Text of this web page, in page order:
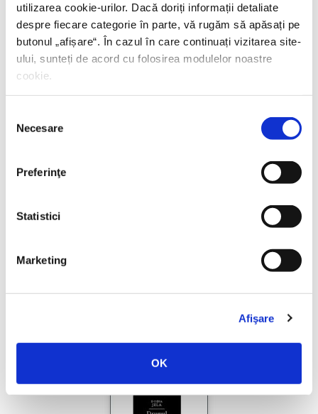
utilizarea cookie-urilor. Dacă doriți informații detaliate
despre fiecare categorie în parte, vă rugăm să apăsați pe
butonul „ afișare“. În cazul în care continuați vizitarea site-
ului, sunteți de acord cu folosirea modulelor noastre
cookie.
consimțământului
Necesare
Preferinţe
Statistici
Marketing
Afişare
OK
Doina Jela,Lexiconul negru
Doina Jela,Drumul Damascului